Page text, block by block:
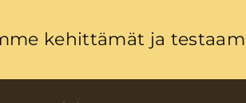
kehittämät ja